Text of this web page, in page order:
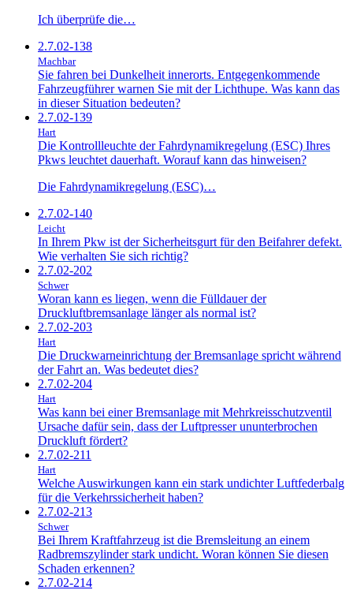
Ich überprüfe die…
2.7.02-138
Machbar
Sie fahren bei Dunkelheit innerorts. Entgegenkommende
Fahrzeugführer warnen Sie mit der Lichthupe. Was kann das
in dieser Situation bedeuten?
2.7.02-139
Hart
Die Kontrollleuchte der Fahrdynamikregelung (ESC) Ihres
Pkws leuchtet dauerhaft. Worauf kann das hinweisen?
Die Fahrdynamikregelung (ESC)…
2.7.02-140
Leicht
In Ihrem Pkw ist der Sicherheitsgurt für den Beifahrer defekt.
Wie verhalten Sie sich richtig?
2.7.02-202
Schwer
Woran kann es liegen, wenn die Fülldauer der
Druckluftbremsanlage länger als normal ist?
2.7.02-203
Hart
Die Druckwarneinrichtung der Bremsanlage spricht während
der Fahrt an. Was bedeutet dies?
2.7.02-204
Hart
Was kann bei einer Bremsanlage mit Mehrkreisschutzventil
Ursache dafür sein, dass der Luftpresser ununterbrochen
Druckluft fördert?
2.7.02-211
Hart
Welche Auswirkungen kann ein stark undichter Luftfederbalg
für die Verkehrssicherheit haben?
2.7.02-213
Schwer
Bei Ihrem Kraftfahrzeug ist die Bremsleitung an einem
Radbremszylinder stark undicht. Woran können Sie diesen
Schaden erkennen?
2.7.02-214